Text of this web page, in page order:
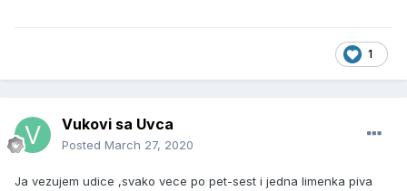
1
Vukovi sa Uvca
Posted March 27, 2020
Ja vezujem udice ,svako vece po pet-sest i jedna limenka piva